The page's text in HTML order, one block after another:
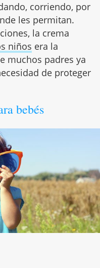
corriendo, por
les permitan.
la crema
niños era la
muchos padres ya
de proteger
bebés